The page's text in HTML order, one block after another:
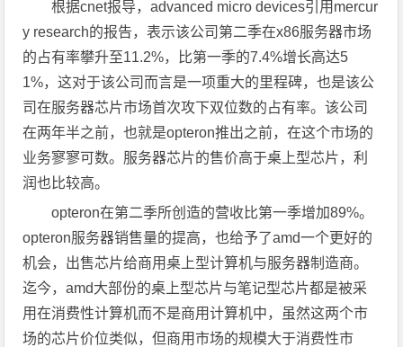
根据cnet报导，advanced micro devices引用mercur
y research的报告，表示该公司第二季在x86服务器市场
的占有率攀升至11.2%，比第一季的7.4%增长高达5
1%，这对于该公司而言是一项重大的里程碑，也是该公
司在服务器芯片市场首次攻下双位数的占有率。该公司
在两年半之前，也就是opteron推出之前，在这个市场的
业务寥寥可数。服务器芯片的售价高于桌上型芯片，利
润也比较高。
opteron在第二季所创造的营收比第一季增加89%。
opteron服务器销售量的提高，也给予了amd一个更好的
机会，出售芯片给商用桌上型计算机与服务器制造商。
迄今，amd大部份的桌上型芯片与笔记型芯片都是被采
用在消费性计算机而不是商用计算机中，虽然这两个市
场的芯片价位类似，但商用市场的规模大于消费性市